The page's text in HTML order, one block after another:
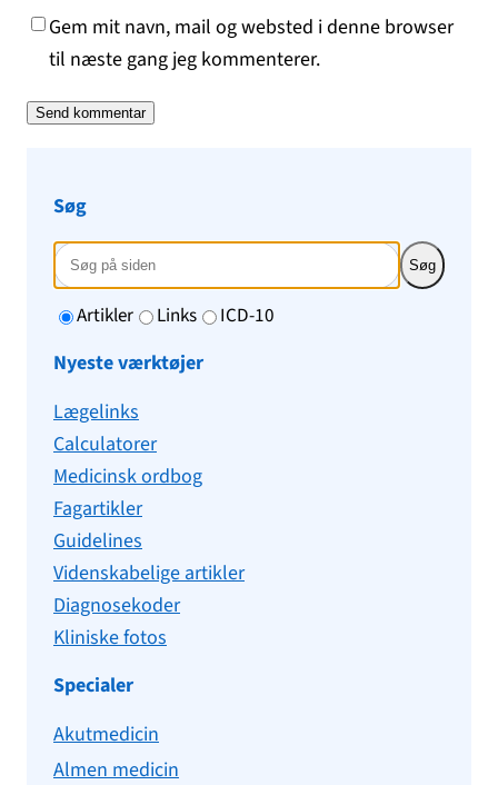
Gem mit navn, mail og websted i denne browser
til næste gang jeg kommenterer.
Søg
Søg
Artikler Links
ICD-10
Nyeste værktøjer
Lægelinks
Calculatorer
Medicinsk ordbog
Fagartikler
Guidelines
Videnskabelige artikler
Diagnosekoder
Kliniske fotos
Specialer
Akutmedicin
Almen medicin